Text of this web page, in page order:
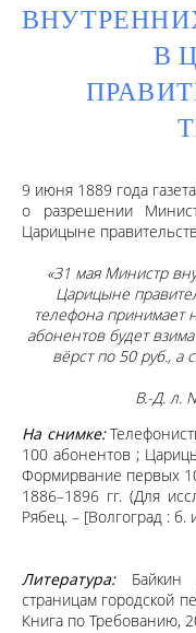
В
9 июня 1889 года
о разрешении
Царицыне
«31 мая Министр
Царицыне
телефона принимает
абонентов будет
вёрст по 50 руб., а
В.-Д. л.
На снимке:
100 абонентов ;
Формирвание первых
1886–1896 гг. (Для
Рябец. – [Волгоград : б.
Литература:
страницам городской
Книга по Требованию,